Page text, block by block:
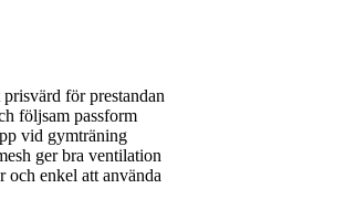
för prestandan
följsam passform
vid gymträning
ger bra ventilation
och enkel att använda